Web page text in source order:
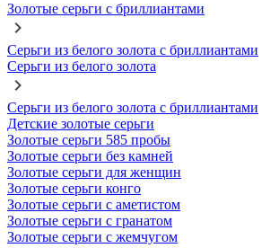
Золотые серьги с бриллиантами
Серьги из белого золота с бриллиантами
Серьги из белого золота
Серьги из белого золота с бриллиантами
Детские золотые серьги
Золотые серьги 585 пробы
Золотые серьги без камней
Золотые серьги для женщин
Золотые серьги конго
Золотые серьги с аметистом
Золотые серьги с гранатом
Золотые серьги с жемчугом